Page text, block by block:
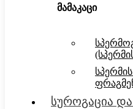
მამაკაცი
სუროგაცია